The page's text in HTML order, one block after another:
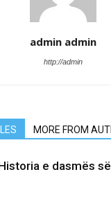
admin admin
http://admin
MORE FROM
e dasmës